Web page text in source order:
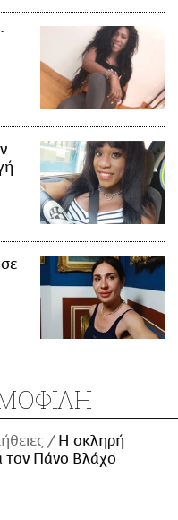
H σκληρή
τον Πάνο Βλάχο